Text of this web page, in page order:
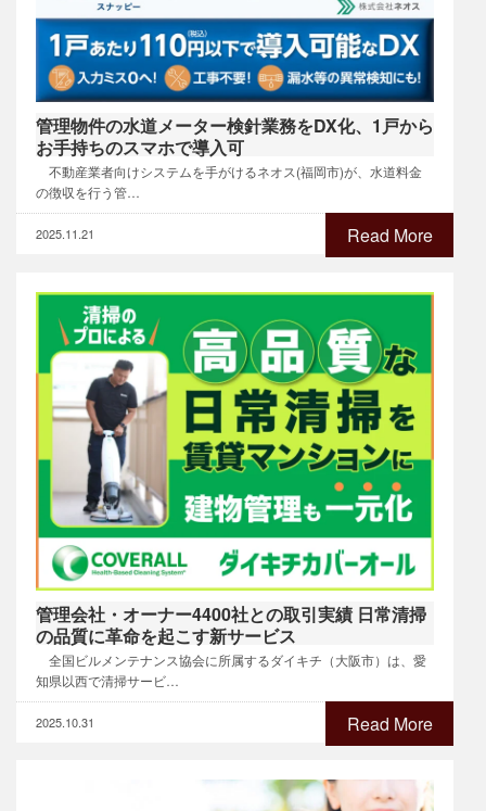
管理物件の水道メーター検針業務をDX化、1戸から
お手持ちのスマホで導入可
​​ 不動産業者向けシステムを手がけるネオス(福岡市)が、水道料金
の徴収を行う管…
Read More
2025.11.21
管理会社・オーナー4400社との取引実績 日常清掃
の品質に革命を起こす新サービス
全国ビルメンテナンス協会に所属するダイキチ（大阪市）は、愛
知県以西で清掃サービ…
Read More
2025.10.31